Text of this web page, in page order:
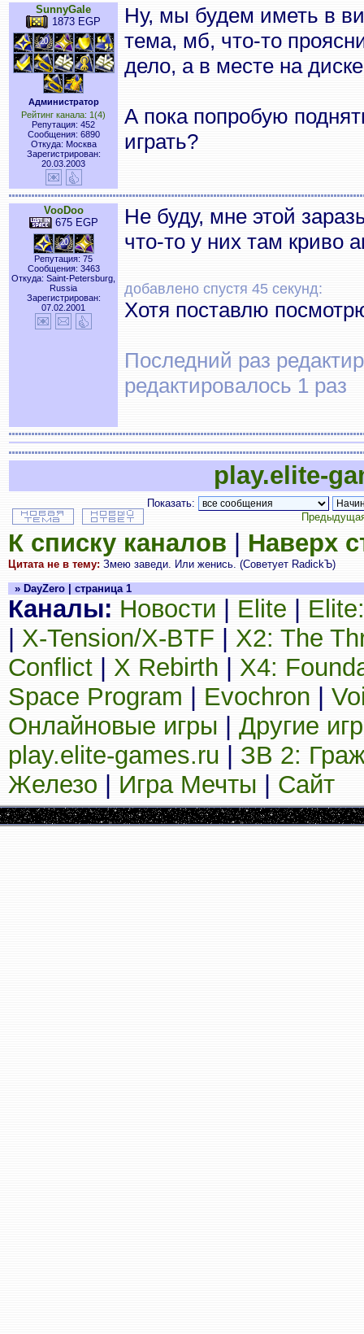
SunnyGale
1873 EGP
Администратор
Рейтинг канала: 1(4)
Репутация: 452
Сообщения: 6890
Откуда: Москва
Зарегистрирован:
20.03.2003
Ну, мы будем иметь в
тема, мб, что-то
дело, а в месте на
А пока попробую
играть?
VooDoo
675 EGP
Репутация: 75
Сообщения: 3463
Откуда: Saint-Petersburg,
Russia
Зарегистрирован:
07.02.2001
Не буду, мне этой
что-то у них там криво
добавлено спустя 45 секунд:
Хотя поставлю
Последний раз
редактировалось 1 раз
play.elite-
Показать:
К списку каналов Наверх
Цитата не в тему: Змею заведи. Или женись. (Советует RadickЪ)
» DayZero | страница 1
Каналы: Новости Elite
X-Tension/X-BTF
X2: The
Conflict
X Rebirth
X4:
Space Program
Evochron
Онлайновые игры
Другие
play.elite-games.ru
ЗВ 2:
Железо
Игра Мечты Сайт